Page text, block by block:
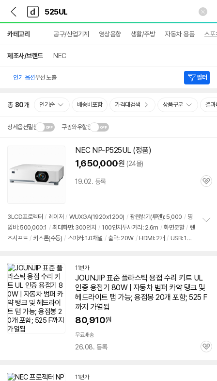
다
나
와
가
기
다
와
메
인
카테고리 공구/산업기계 영상음향 생활/주방 자동차 용품 스포
제조사/브랜드 NEC
인기 옵션우선 노출 필터
총 80개 인기순 배송비포함 가격대검색 상품구분 결과
상세옵션펼침 쿠팡와우할인
기
NEC NP-P525UL (정품)
1,650,000원 (24몰)
19.02. 등록
관
3LCD프로젝터 / 레이저 / WUXGA(1920x1200) / 광원밝기(루멘): 5,000 / 명
암비: 500,000:1 / 최대화면: 300인치 / 100인치투사거리: 2.6m / 화면분할 / 렌
즈시프트 / 키스톤(수동) / 스피커: 1.0채널 / 출력: 20W / HDMI: 2개 / USB: 1
11번가
JOUNJIP 표준 플라스틱 용접 수리 키트 UL
인증 용접기 80W | 자동차 범퍼 카약 탱크 및
헤드라이트 탭 가능; 용접봉 20개 포함; 525 F
까지 가열됨
80,910원
무료배송
26.08. 등록
관
11번가